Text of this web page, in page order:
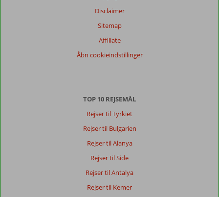
Disclaimer
Sitemap
Affiliate
Åbn cookieindstillinger
TOP 10 REJSEMÅL
Rejser til Tyrkiet
Rejser til Bulgarien
Rejser til Alanya
Rejser til Side
Rejser til Antalya
Rejser til Kemer